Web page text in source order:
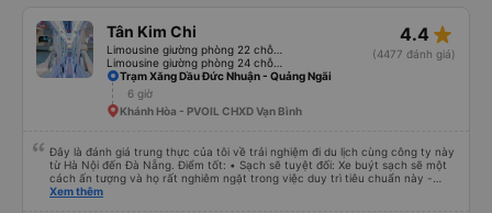
được đưa đến ga bằng xe buýt nhỏ. Họ cũng vận chuyển hàng hóa trong
suốt chuyến đi, và có thể sẽ có những điểm dừng chân. Tôi khuyên bạn nên
chọn công ty này và đặt chỗ ngồi VIP.
Tân Kim Chi 4.4 star_rate
(4477 đánh giá)
Trạm Xăng Dầu Đức Nhuận - Quảng Ngãi
6 giờ
Khánh Hòa - PVOIL CHXD Vạn Bình
Đây là đánh giá trung thực của tôi về trải nghiệm đi du lịch cùng công ty này
từ Hà Nội đến Đà Nẵng. Điểm tốt: • Sạch sẽ tuyệt đối: Xe buýt sạch sẽ một
cách ấn tượng và họ rất nghiêm ngặt trong việc duy trì tiêu chuẩn này -
không được phép ăn trên xe. Đây là lần đầu tiên tôi thấy sự chú trọng đến
Xem thêm